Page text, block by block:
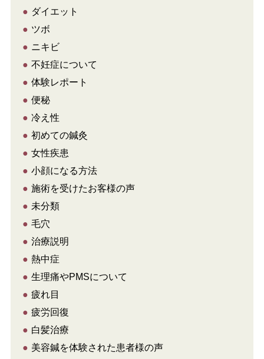
● ダイエット
● ツボ
● ニキビ
● 不妊症について
● 体験レポート
● 便秘
● 冷え性
● 初めての鍼灸
● 女性疾患
● 小顔になる方法
● 施術を受けたお客様の声
● 未分類
● 毛穴
● 治療説明
● 熱中症
● 生理痛やPMSについて
● 疲れ目
● 疲労回復
● 白髪治療
● 美容鍼を体験された患者様の声